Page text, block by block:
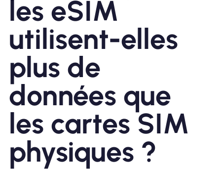
À propos de l'eSIM
Pourquoi Nomad eSIM
Utiliser une eSIM
Pour le business
les eSIM
utilisent-elles
plus de
données que
les cartes SIM
physiques ?